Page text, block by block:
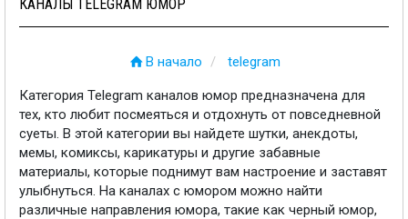
КАНАЛЫ TELEGRAM ЮМОР
В начало telegram
Категория Telegram каналов юмор предназначена для
тех, кто любит посмеяться и отдохнуть от повседневной
суеты. В этой категории вы найдете шутки, анекдоты,
мемы, комиксы, карикатуры и другие забавные
материалы, которые поднимут вам настроение и заставят
улыбнуться. На каналах с юмором можно найти
различные направления юмора, такие как черный юмор,